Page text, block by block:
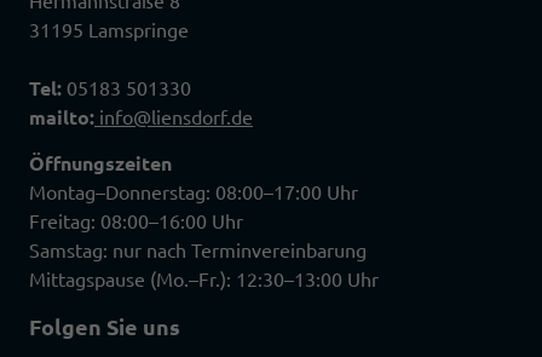
31195 Lamspringe
Tel: 05183 501330
mailto: info@liensdorf.de
Öffnungszeiten
Montag–Donnerstag: 08:00–17:00 Uhr
Freitag: 08:00–16:00 Uhr
Samstag: nur nach Terminvereinbarung
Mittagspause (Mo.–Fr.): 12:30–13:00 Uhr
Folgen Sie uns